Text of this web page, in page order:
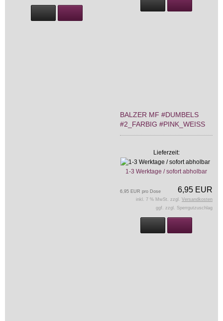
BALZER MF #DUMBELS
#2_FARBIG #PINK_WEISS
Lieferzeit:
1-3 Werktage / sofort abholbar
6,95 EUR
6,95 EUR pro Dose
inkl. 7 % MwSt. zzgl. Versandkosten
ggf. zzgl. Sperrgutzuschlag